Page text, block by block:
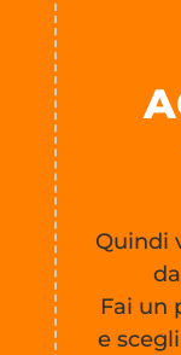
Quindi
Fai un
e